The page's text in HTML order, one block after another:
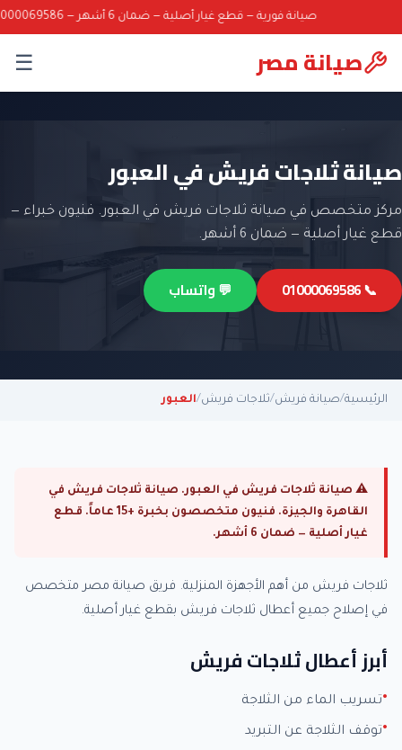
صيانة فورية — قطع غيار أصلية — ضمان 6 أشهر — 01000069586
صيانة مصر ☰
صيانة ثلاجات فريش في العبور
مركز متخصص في صيانة ثلاجات فريش في العبور. فنيون خبراء —
قطع غيار أصلية — ضمان 6 أشهر.
📞 01000069586 💬 واتساب
الرئيسية/صيانة فريش/ثلاجات فريش/العبور
⚠ صيانة ثلاجات فريش في العبور. صيانة ثلاجات فريش في
القاهرة والجيزة. فنيون متخصصون بخبرة +15 عاماً. قطع
غيار أصلية — ضمان 6 أشهر.
ثلاجات فريش من أهم الأجهزة المنزلية. فريق صيانة مصر متخصص
في إصلاح جميع أعطال ثلاجات فريش بقطع غيار أصلية.
أبرز أعطال ثلاجات فريش
تسريب الماء من الثلاجة
توقف الثلاجة عن التبريد